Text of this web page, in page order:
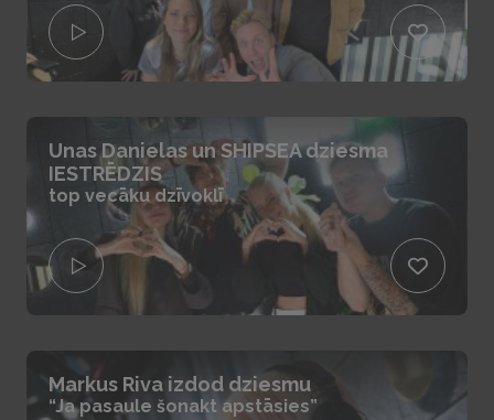
Unas Danielas un SHIPSEA dziesma
IESTRĒDZIS
top vecāku dzīvoklī
Markus Riva izdod dziesmu
“Ja pasaule šonakt apstāsies”